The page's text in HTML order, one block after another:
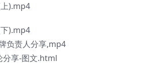
).mp4
).mp4
负责人分享,mp4
享-图文.html